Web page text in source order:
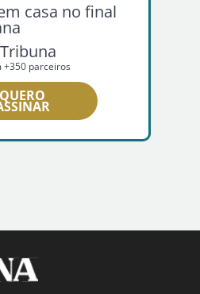
casa no final
+350 parceiros
QUERO